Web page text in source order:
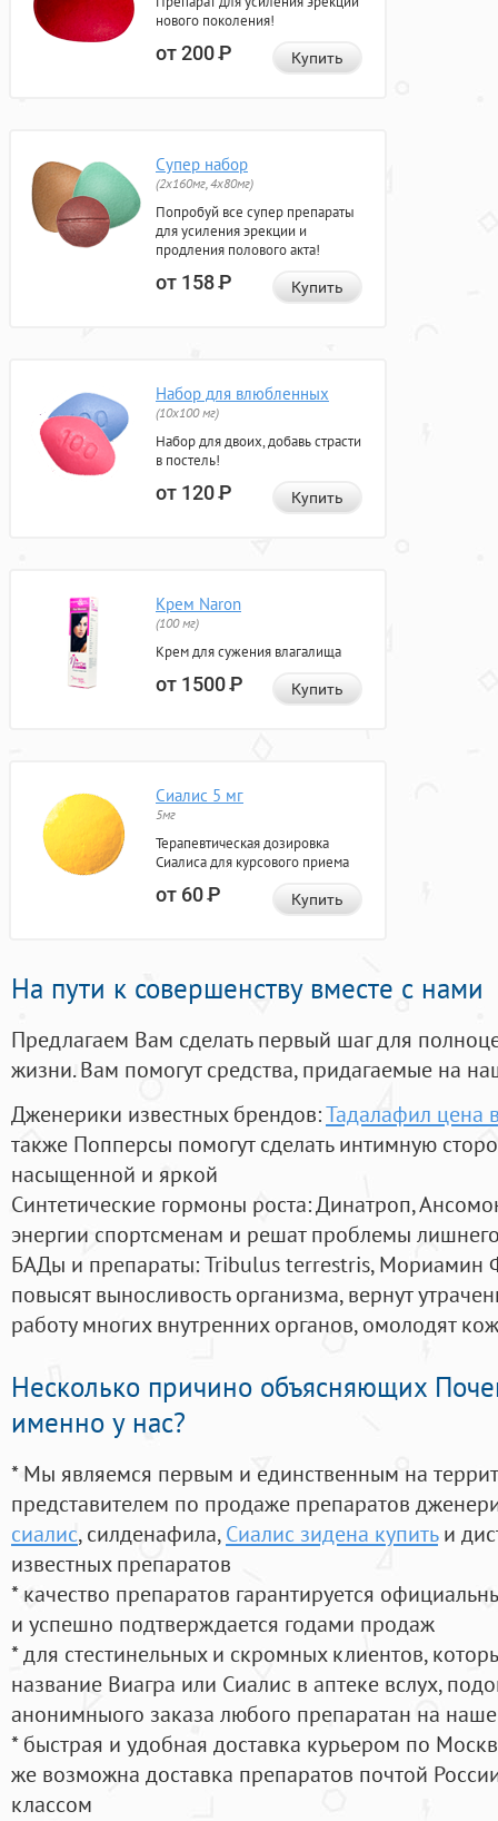
нового поколения!
от 200Р Купить
Супер набор
(2х160мг, 4х80мг)
Попробуй все супер препараты
для усиления эрекции и
продления полового акта!
от 158Р Купить
Набор для влюбленных
(10х100 мг)
Набор для двоих, добавь страсти
в постель!
от 120Р Купить
Крем Naron
(100 мг)
Крем для сужения влагалища
от 1500Р Купить
Сиалис 5 мг
5мг
Терапевтическая дозировка
Сиалиса для курсового приема
от 60Р Купить
На пути к совершенству вместе с нами
Предлагаем Вам сделать первый шаг для
жизни. Вам помогут средства, придагаемые на
Дженерики известных брендов:Тадалафил цена
также Попперсы помогут сделать интимную
насыщенной и яркой
Синтетические гормоны роста: Динатроп,
энергии спортсменам и решат проблемы
БАДы и препараты:Tribulus terrestris, Мориамин
повысят выносливость организма, вернут
работу многих внутренних органов, омолодят
Несколько причино объясняющих
именно у нас?
* Мы являемся первым и единственным на
представителем по продаже препаратов
сиалис, силденафила, Сиалис зидена купитьи
известных препаратов
* качество препаратов гарантируется
и успешно подтверждается годами продаж
* для стестинельных и скромных клиентов,
название Виагра или Сиалис в аптеке вслух,
анонимныого заказа любого препаратан на
* быстрая и удобная доставка курьером по
же возможна доставка препаратов почтой
классом